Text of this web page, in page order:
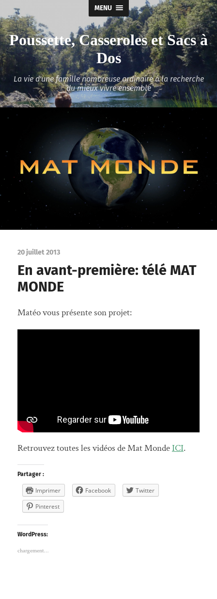
MENU
Poussette, Casseroles et Sacs à
Dos
La vie d'une famille nombreuse ordinaire à la recherche
du mieux vivre ensemble
20 juillet 2013
En avant-première: télé MAT
MONDE
Matéo vous présente son projet:
Retrouvez toutes les vidéos de Mat MondeICI.
Partager :
Imprimer Facebook
Twitter
Pinterest
WordPress:
chargement…